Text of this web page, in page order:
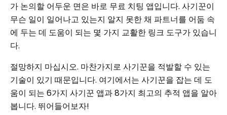
가 논의할 어두운 면은 바로 무료 치팅 앱입니다. 사기꾼이
무슨 일이 일어나고 있는지 알지 못한 채 파트너를 어둠 속
에 두는 데 도움이 되는 몇 가지 교활한 링크 도구가 있습니
다.
절망하지 마십시오. 마찬가지로 사기꾼을 적발할 수 있는
기술이 있기 때문입니다. 여기에서는 사기꾼을 잡는 데 도
움이 되는 6가지 사기꾼 앱과 8가지 최고의 추적 앱을 알아
봅니다. 뛰어들어보자!